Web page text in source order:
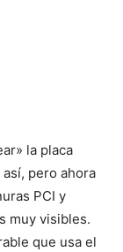
la placa
pero ahora
PCI y
muy visibles.
que usa el